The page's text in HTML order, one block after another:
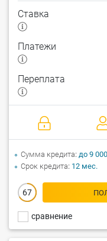
сравнение
Ставка
Платежи
Переплата
67
Сумма кредита до 9
Срок кредита 12 мес.